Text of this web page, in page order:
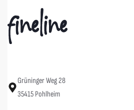
Grüninger Weg 28
35415 Pohlheim